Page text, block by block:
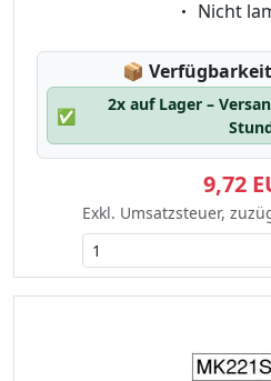
Nicht
📦 Lagerstatus:
✅
2x auf Lager –
9,72
Exkl. Umsatzsteuer,